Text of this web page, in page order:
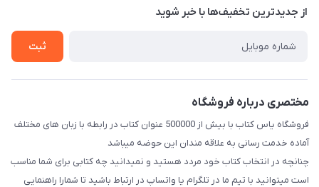
درباره ما
راهنما
از جدید‌ترین تخفیف‌ها با‌ خبر شوید
ثبت
مختصری درباره فروشگاه
فروشگاه یاس کتاب با بیش از 500000 عنوان کتاب در رابطه با زبان های مختلف
آماده خدمت رسانی به علاقه مندان این حوضه میباشد
چنانچه در انتخاب کتاب خود مردد هستید و نمیدانید چه کتابی برای شما مناسب
است میتوانید با تیم ما در تلگرام یا واتساپ در ارتباط باشید تا شما‌را راهنمایی